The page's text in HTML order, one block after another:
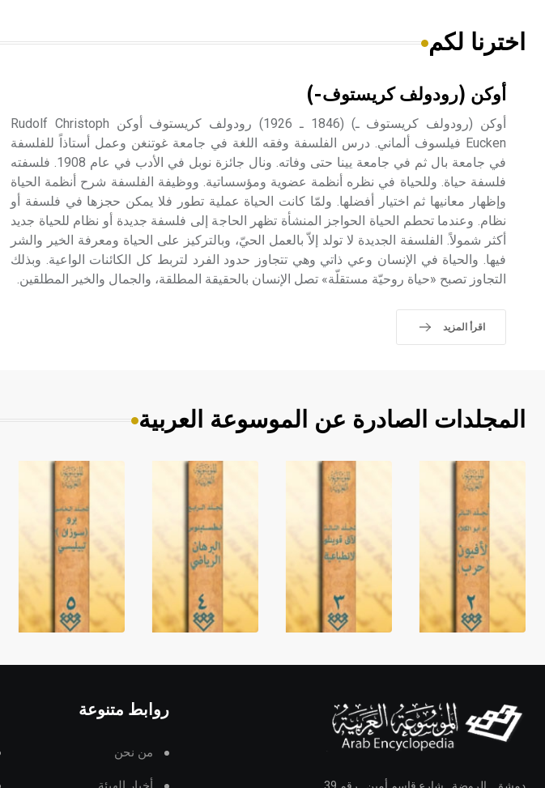
اخترنا لكم
أوكن (رودولف كريستوف-)
أوكن (رودولف كريستوف ـ) (1846 ـ 1926) رودولف كريستوف أوكن Rudolf Christoph
Eucken فيلسوف ألماني. درس الفلسفة وفقه اللغة في جامعة غوتنغن وعمل أستاذاً للفلسفة
في جامعة بال ثم في جامعة يينا حتى وفاته. ونال جائزة نوبل في الأدب في عام 1908. فلسفته
فلسفة حياة. وللحياة في نظره أنظمة عضوية ومؤسساتية. ووظيفة الفلسفة شرح أنظمة الحياة
وإظهار معانيها ثم اختيار أفضلها. ولمّا كانت الحياة عملية تطور فلا يمكن حجزها في فلسفة أو
نظام. وعندما تحطم الحياة الحواجز المنشأة تظهر الحاجة إلى فلسفة جديدة أو نظام للحياة جديد
أكثر شمولاً. الفلسفة الجديدة لا تولد إلاّ بالعمل الحيّ، وبالتركيز على الحياة ومعرفة الخير والشر
فيها. والحياة في الإنسان وعي ذاتي وهي تتجاوز حدود الفرد لتربط كل الكائنات الواعية. وبذلك
التجاوز تصبح «حياة روحيّة مستقلّة» تصل الإنسان بالحقيقة المطلقة، والجمال والخير المطلقين.
اقرأ المزيد
المجلدات الصادرة عن الموسوعة العربية
روابط متنوعة
من نحن